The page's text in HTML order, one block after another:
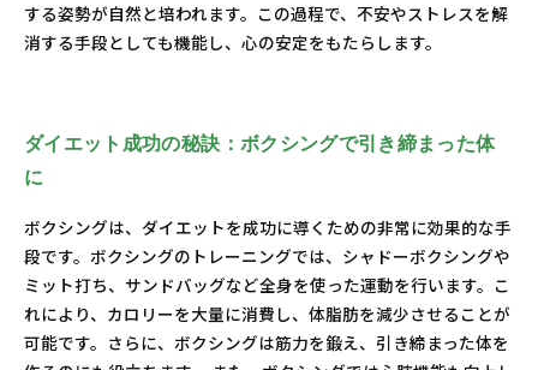
する姿勢が自然と培われます。この過程で、不安やストレスを解
消する手段としても機能し、心の安定をもたらします。
ダイエット成功の秘訣：ボクシングで引き締まった体
に
ボクシングは、ダイエットを成功に導くための非常に効果的な手
段です。ボクシングのトレーニングでは、シャドーボクシングや
ミット打ち、サンドバッグなど全身を使った運動を行います。こ
れにより、カロリーを大量に消費し、体脂肪を減少させることが
可能です。さらに、ボクシングは筋力を鍛え、引き締まった体を